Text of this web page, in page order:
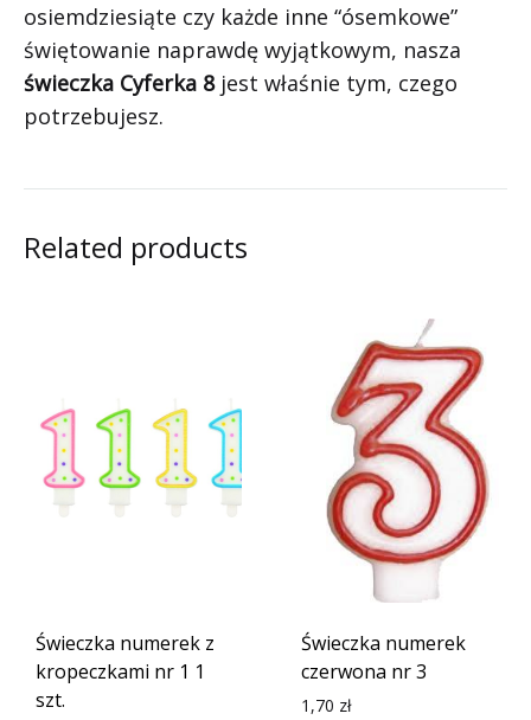
osiemdziesiąte czy każde inne “ósemkowe”
świętowanie naprawdę wyjątkowym, nasza
świeczka Cyferka 8jest właśnie tym, czego
potrzebujesz.
Related products
Świeczka numerek z
kropeczkami nr 1 1
szt.
Świeczka numerek
czerwona nr 3
1,70 zł